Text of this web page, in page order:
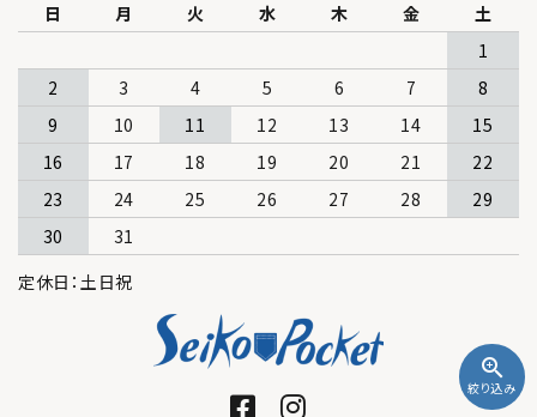
zoom_in
絞り込み
日
月 火 水 木 金
土
1
2
3 4 5 6 7
8
9
10 11 12 13 14
15
16
17 18 19 20 21
22
23
24 25 26 27 28
29
30
31
定休日：土日祝